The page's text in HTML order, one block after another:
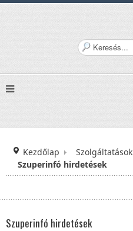
K
e
.
.
Kezdőlap Szolgáltatások
Szuperinfó hirdetések
Szuperinfó hirdetések